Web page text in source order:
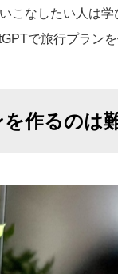
こなしたい人は学
で旅行プラン
作るのは